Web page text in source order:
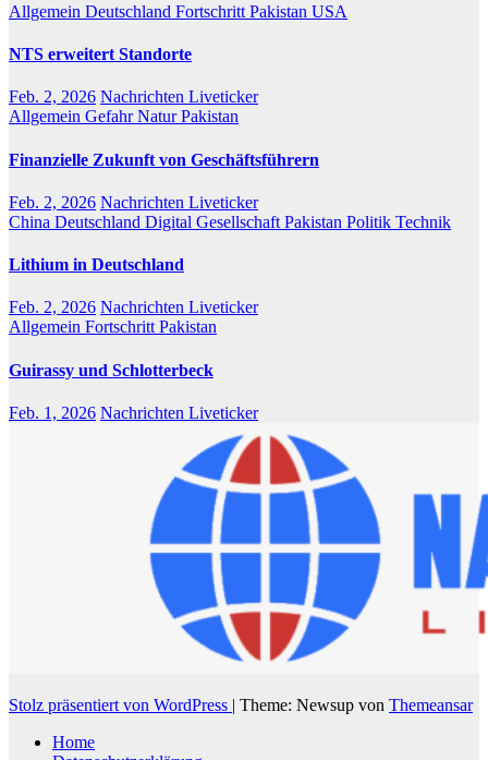
Allgemein Deutschland Fortschritt Pakistan USA
NTS erweitert Standorte
Feb. 2, 2026 Nachrichten Liveticker
Allgemein GefahrNaturPakistan
Finanzielle Zukunft von Geschäftsführern
Feb. 2, 2026 Nachrichten Liveticker
China Deutschland Digital Gesellschaft Pakistan Politik Technik
Lithium in Deutschland
Feb. 2, 2026 Nachrichten Liveticker
Allgemein Fortschritt Pakistan
Guirassy und Schlotterbeck
Feb. 1, 2026 Nachrichten Liveticker
Stolz präsentiert von WordPress | Theme: Newsup von Themeansar
Home